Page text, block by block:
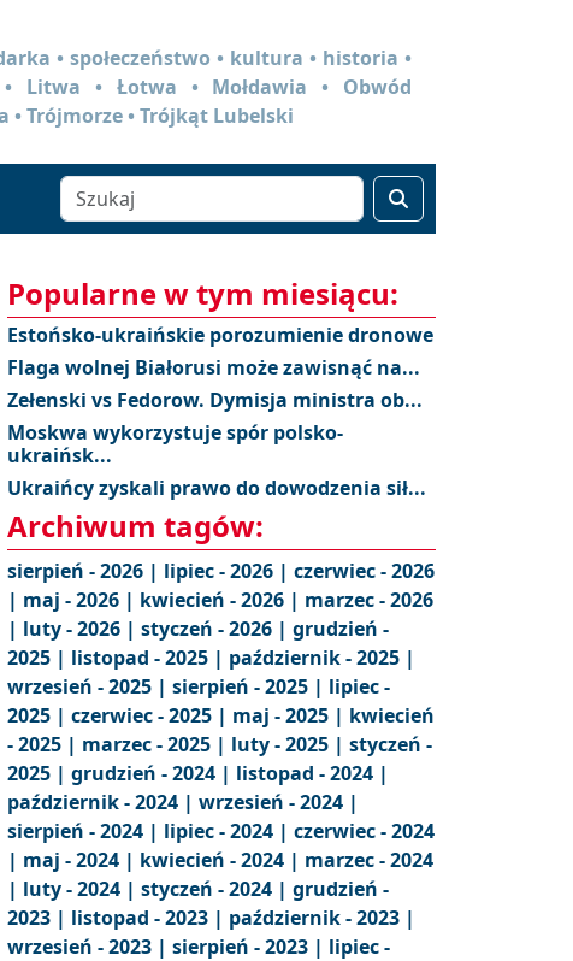
• społeczeństwo • kultura • historia •
• Litwa • Łotwa • Mołdawia • Obwód
• Trójmorze • Trójkąt Lubelski
Popularne w tym miesiącu:
Estońsko-ukraińskie porozumienie dronowe
Flaga wolnej Białorusi może zawisnąć na...
Zełenski vs Fedorow. Dymisja ministra ob...
Moskwa wykorzystuje spór polsko-
ukraińsk...
Ukraińcy zyskali prawo do dowodzenia sił...
Archiwum tagów:
sierpień - 2026 | lipiec - 2026 | czerwiec - 2026
| maj - 2026 | kwiecień - 2026 | marzec - 2026
| luty - 2026 | styczeń - 2026 | grudzień -
2025 | listopad - 2025 | październik - 2025 |
wrzesień - 2025 | sierpień - 2025 | lipiec -
2025 | czerwiec - 2025 | maj - 2025 | kwiecień
- 2025 | marzec - 2025 | luty - 2025 | styczeń -
2025 | grudzień - 2024 | listopad - 2024 |
październik - 2024 | wrzesień - 2024 |
sierpień - 2024 | lipiec - 2024 | czerwiec - 2024
| maj - 2024 | kwiecień - 2024 | marzec - 2024
| luty - 2024 | styczeń - 2024 | grudzień -
2023 | listopad - 2023 | październik - 2023 |
wrzesień - 2023 | sierpień - 2023 | lipiec -